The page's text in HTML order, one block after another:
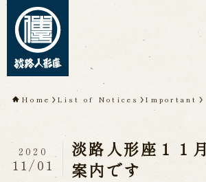
TOP
About Awaji
Ningyoza(Awaji
Theater)
Home List of Notices Important
淡路人形座１１
案内です
2020
11/01